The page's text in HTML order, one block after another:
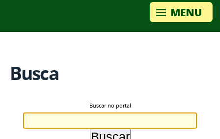
Busca
Buscar no portal